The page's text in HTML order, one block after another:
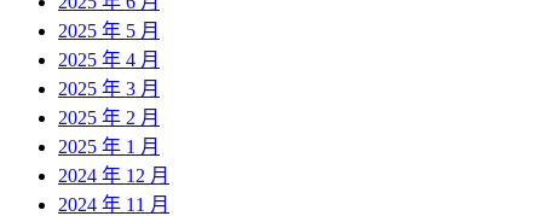
2025 年 5 月
2025 年 4 月
2025 年 3 月
2025 年 2 月
2025 年 1 月
2024 年 12 月
2024 年 11 月